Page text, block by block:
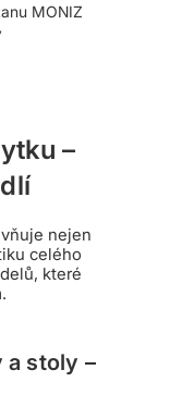
MONIZ
–
nejen
celého
které
a stoly –